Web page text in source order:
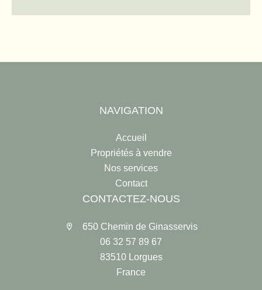
NAVIGATION
Accueil
Propriétés à vendre
Nos services
Contact
CONTACTEZ-NOUS
650 Chemin de Ginasservis
06 32 57 89 67
83510 Lorgues
France